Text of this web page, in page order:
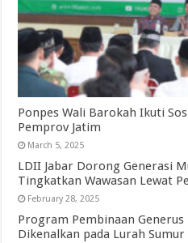
Ponpes Wali Barokah Ikuti
Pemprov Jatim
March 5, 2025
LDII Jabar Dorong Generasi
Tingkatkan Wawasan Lewat
February 28, 2025
Program Pembinaan Generus
Dikenalkan pada Lurah